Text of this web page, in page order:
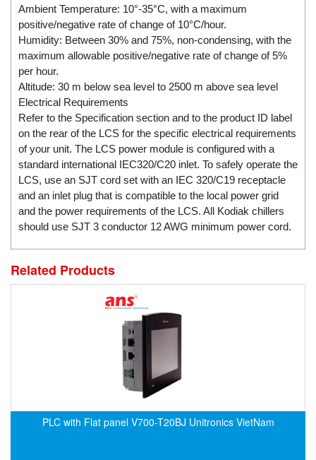
Dongkun
Dosing Pump
DR. NEUMANN Peltier-Technik
Driesen Kern
Dropsa Vietnam
Druck
DSTI
DUCATI
Duclean
Dukin Besko
Dunkermotoren
Dwyer
Earthtech
Eaton
Ambient Temperature: 10°-35°C, with a maximum
positive/negative rate of change of 10°C/hour.
Humidity: Between 30% and 75%, non-condensing, with the
maximum allowable positive/negative rate of change of 5%
per hour.
Altitude: 30 m below sea level to 2500 m above sea level
Electrical Requirements
Refer to the Specification section and to the product ID label
on the rear of the LCS for the specific electrical requirements
of your unit. The LCS power module is configured with a
standard international IEC320/C20 inlet. To safely operate the
LCS, use an SJT cord set with an IEC 320/C19 receptacle
and an inlet plug that is compatible to the local power grid
and the power requirements of the LCS. All Kodiak chillers
should use SJT 3 conductor 12 AWG minimum power cord.
Related Products
PLC with Flat panel V700-T20BJ Unitronics VietNam